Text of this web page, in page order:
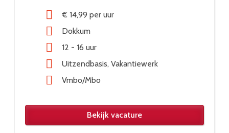
€ 14,99 per uur
Dokkum
12 - 16 uur
Uitzendbasis Vakantiewerk
Vmbo/Mbo
Bekijk vacature